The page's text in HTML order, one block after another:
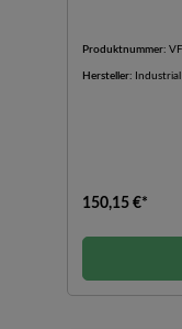
Produktnummer:
Hersteller:
150,15 €*